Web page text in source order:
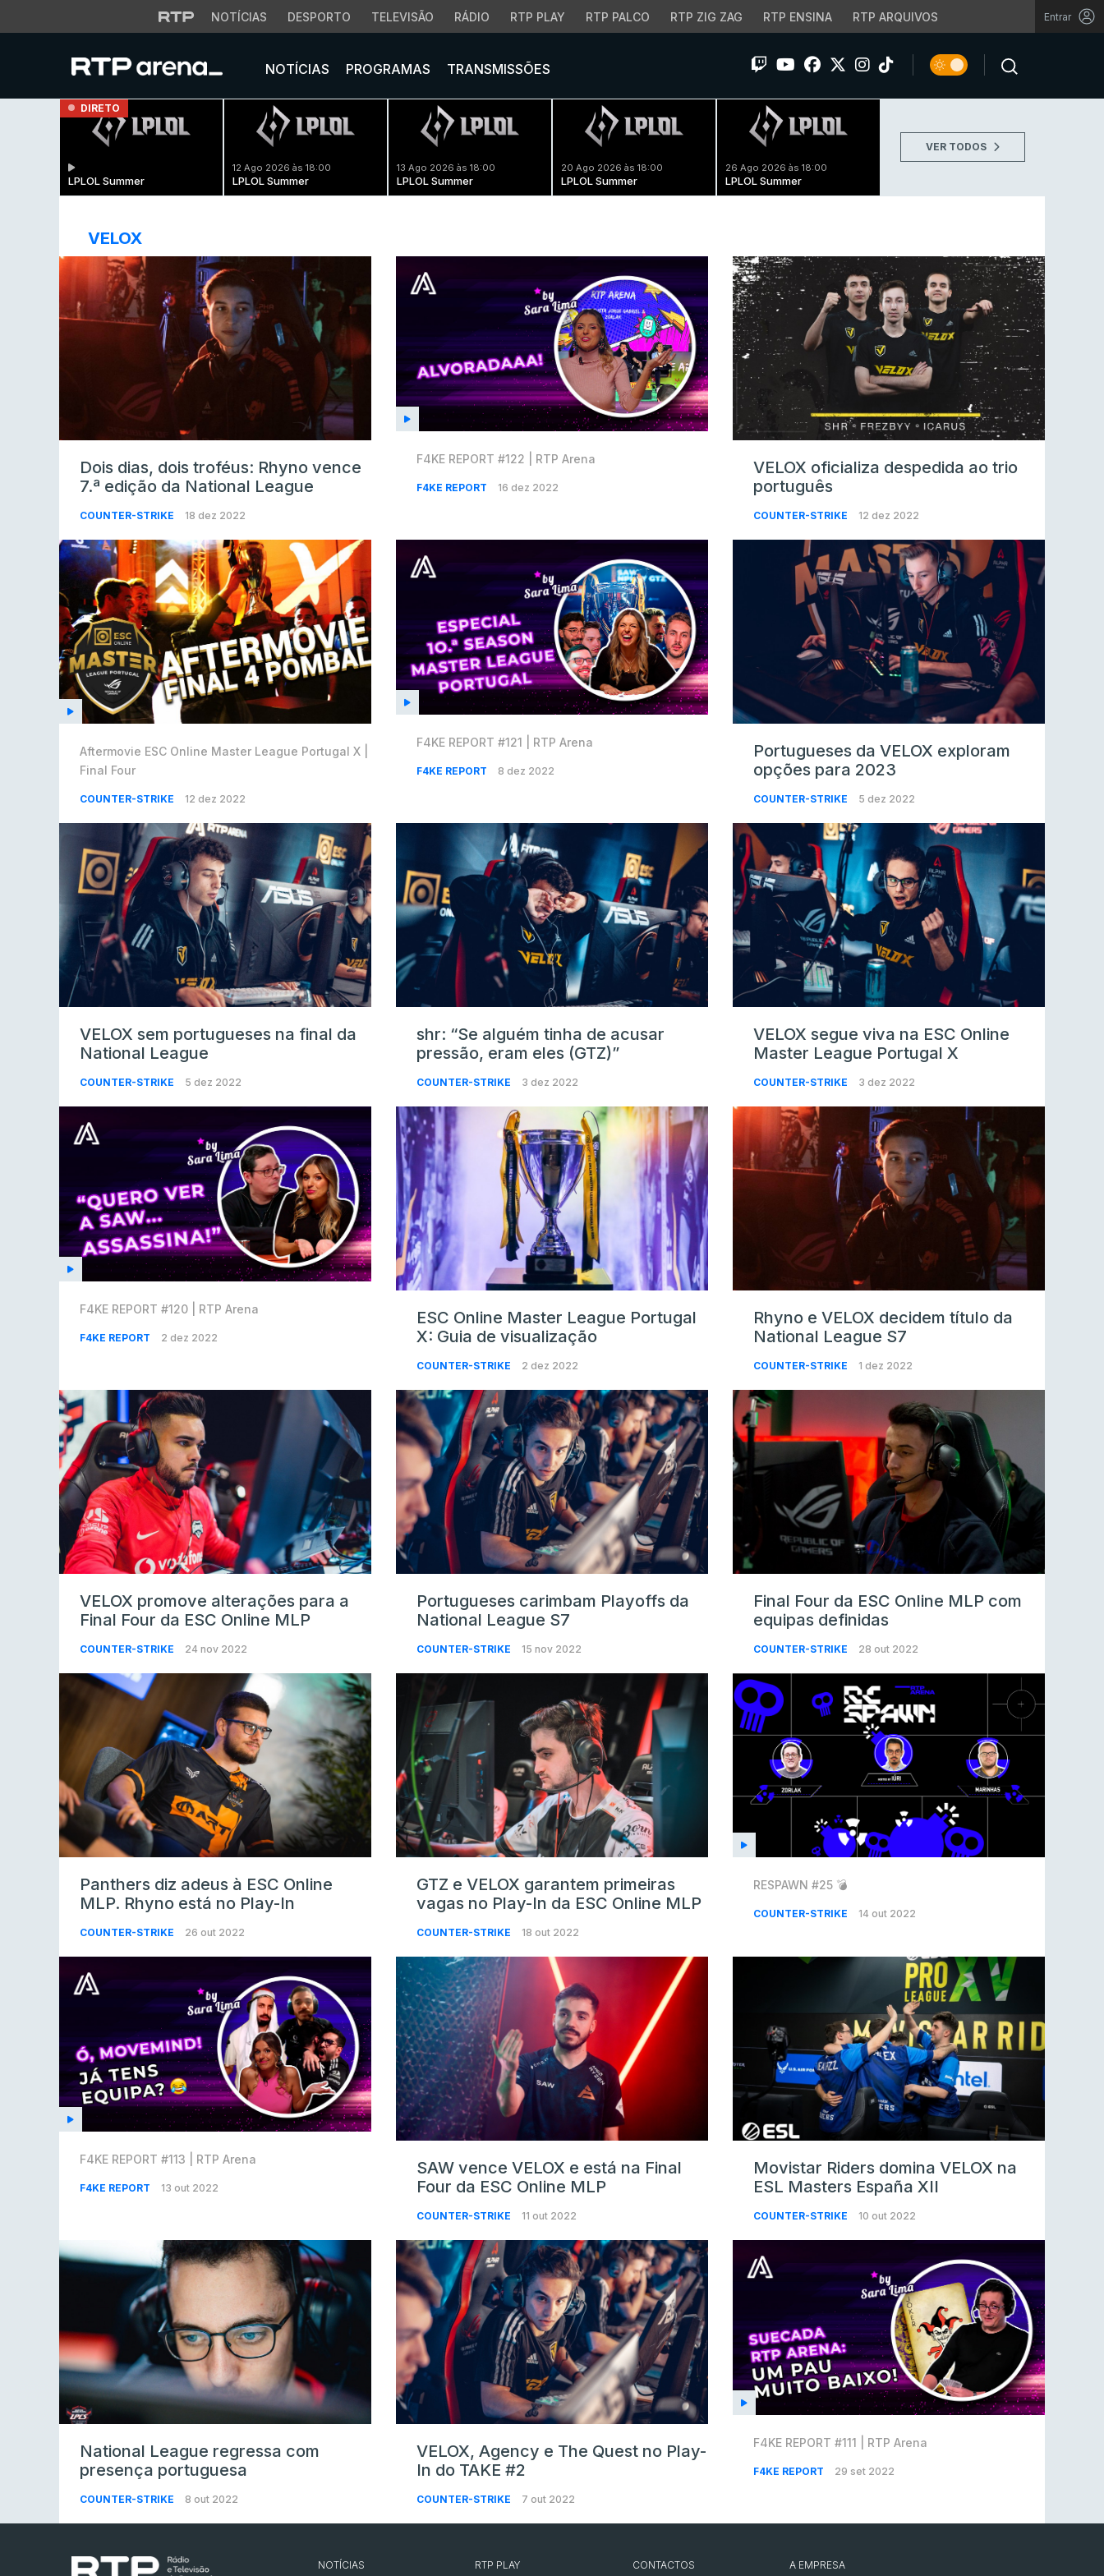
NOTÍCIAS DESPORTO TELEVISÃO RÁDIO RTP PLAY RTP PALCO RTP ZIG ZAG RTP ENSINA RTP ARQUIVOS Entrar
NOTÍCIAS PROGRAMAS TRANSMISSÕES
DIRETO
LPLOL Summer
12 Ago 2026 às 18:00
LPLOL Summer
13 Ago 2026 às 18:00
LPLOL Summer
20 Ago 2026 às 18:00
LPLOL Summer
26 Ago 2026 às 18:00
LPLOL Summer
VER TODOS
VELOX
Dois dias, dois troféus: Rhyno vence
7.ª edição da National League
COUNTER-STRIKE 18 dez 2022
F4KE REPORT #122 | RTP Arena
F4KE REPORT 16 dez 2022
VELOX oficializa despedida ao trio
português
COUNTER-STRIKE 12 dez 2022
Aftermovie ESC Online Master League Portugal X |
Final Four
COUNTER-STRIKE 12 dez 2022
F4KE REPORT #121 | RTP Arena
F4KE REPORT 8 dez 2022
Portugueses da VELOX exploram
opções para 2023
COUNTER-STRIKE 5 dez 2022
VELOX sem portugueses na final da
National League
COUNTER-STRIKE 5 dez 2022
shr: “Se alguém tinha de acusar
pressão, eram eles (GTZ)”
COUNTER-STRIKE 3 dez 2022
VELOX segue viva na ESC Online
Master League Portugal X
COUNTER-STRIKE 3 dez 2022
F4KE REPORT #120 | RTP Arena
F4KE REPORT 2 dez 2022
ESC Online Master League Portugal
X: Guia de visualização
COUNTER-STRIKE 2 dez 2022
Rhyno e VELOX decidem título da
National League S7
COUNTER-STRIKE 1 dez 2022
VELOX promove alterações para a
Final Four da ESC Online MLP
COUNTER-STRIKE 24 nov 2022
Portugueses carimbam Playoffs da
National League S7
COUNTER-STRIKE 15 nov 2022
Final Four da ESC Online MLP com
equipas definidas
COUNTER-STRIKE 28 out 2022
Panthers diz adeus à ESC Online
MLP. Rhyno está no Play-In
COUNTER-STRIKE 26 out 2022
GTZ e VELOX garantem primeiras
vagas no Play-In da ESC Online MLP
COUNTER-STRIKE 18 out 2022
RESPAWN #25 💣
COUNTER-STRIKE 14 out 2022
F4KE REPORT #113 | RTP Arena
F4KE REPORT 13 out 2022
SAW vence VELOX e está na Final
Four da ESC Online MLP
COUNTER-STRIKE 11 out 2022
Movistar Riders domina VELOX na
ESL Masters España XII
COUNTER-STRIKE 10 out 2022
National League regressa com
presença portuguesa
COUNTER-STRIKE 8 out 2022
VELOX, Agency e The Quest no Play-
In do TAKE #2
COUNTER-STRIKE 7 out 2022
F4KE REPORT #111 | RTP Arena
F4KE REPORT 29 set 2022
NOTÍCIAS RTP PLAY CONTACTOS A EMPRESA